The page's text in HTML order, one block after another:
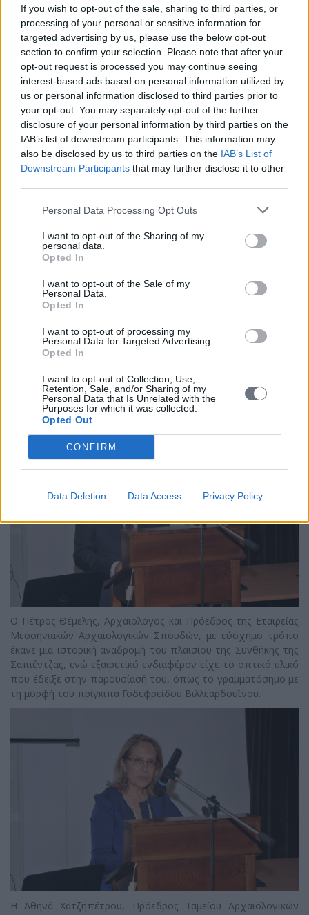
If you wish to opt-out of the sale, sharing to third parties, or
processing of your personal or sensitive information for
targeted advertising by us, please use the below opt-out
section to confirm your selection. Please note that after your
opt-out request is processed you may continue seeing
interest-based ads based on personal information utilized by
us or personal information disclosed to third parties prior to
your opt-out. You may separately opt-out of the further
disclosure of your personal information by third parties on the
IAB’s list of downstream participants. This information may
also be disclosed by us to third parties on the IAB’s List of
Downstream Participants that may further disclose it to other
Personal Data Processing Opt Outs
I want to opt-out of the Sharing of my
personal data.
Opted In
I want to opt-out of the Sale of my
Personal Data.
Opted In
I want to opt-out of processing my
Personal Data for Targeted Advertising.
Opted In
I want to opt-out of Collection, Use,
Retention, Sale, and/or Sharing of my
Personal Data that Is Unrelated with the
Purposes for which it was collected.
Opted Out
CONFIRM
Data Deletion Data Access Privacy Policy
Ο Περιφερειακός Σύμβουλος Πελοποννήσου, εκπρόσωπος
του Περιφερειάρχη, Άγγελος Χρονάς, υπογράμμισε ότι το
βιβλίο αποτελεί σημαντικό ντοκουμέντο, που συμβάλει στη
διατήρηση της ιστορικής μνήμης.
Βυζαντινών Ερευνών του Ι.Ι.Ε./Ε.Ι.Ε., έκανε μια συνοπτική
παρουσίαση του Εκδοτικού Προγράμματος του Τομέα
του Ε.Ι.Ε. και συγκεκριμένα του Προγράμματος «Λατινικές
Κυριαρχίες στον Ελληνικό Χώρο: 13ος-17ος αι.» στο οποίο
εντάσσεται η έκδοση του βιβλίου του Καθηγητού Nanetti.
O Πέτρος Θέμελης, Αρχαιολόγος και Πρόεδρος της Εταιρείας
Μεσσηνιακών Αρχαιολογικών Σπουδών, με εύσχημο τρόπο
έκανε μια ιστορική αναδρομή του πλαισίου της Συνθήκης της
Σαπιέντζας, ενώ εξαιρετικό ενδιαφέρον είχε το οπτικό υλικό
που έδειξε στην παρουσίασή του, όπως το γραμματόσημο με
τη μορφή του πρίγκιπα Γοδεφρείδου Βιλλεαρδουΐνου.
Η Αθηνά Χατζηπέτρου, Πρόεδρος Ταμείου Αρχαιολογικών